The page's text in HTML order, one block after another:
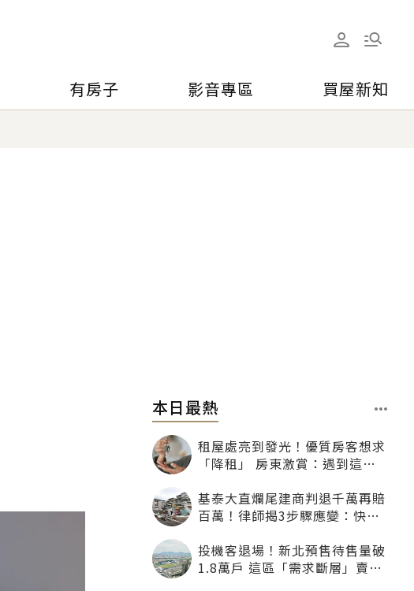
有房子 影音專區 買屋新知
本日最熱
租屋處亮到發光！優質房客想求
「降租」 房東激賞：遇到這種
基泰大直爛尾建商判退千萬再賠
百萬！律師揭3步驟應變：快通
投機客退場！新北預售待售量破
1.8萬戶 這區「需求斷層」賣壓